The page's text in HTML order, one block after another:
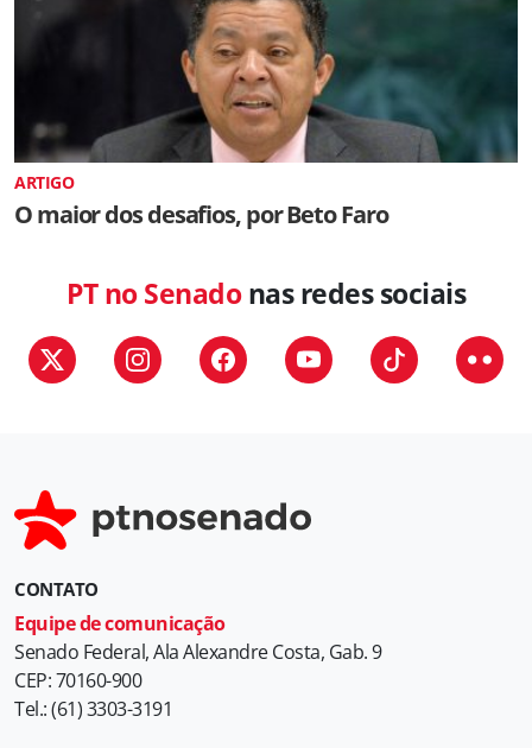
ARTIGO
O maior dos desafios, por Beto Faro
PT no Senadonas redes sociais
CONTATO
Equipe de comunicação
Senado Federal, Ala Alexandre Costa, Gab. 9
CEP: 70160-900
Tel.: (61) 3303-3191